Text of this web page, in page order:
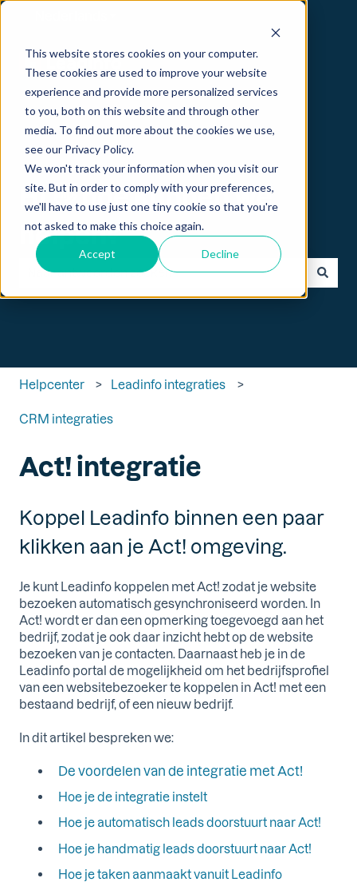
This website stores cookies on your computer.
These cookies are used to improve your website
experience and provide more personalized services
to you, both on this website and through other
media. To find out more about the cookies we use,
see our Privacy Policy.
We won't track your information when you visit our
site. But in order to comply with your preferences,
we'll have to use just one tiny cookie so that you're
not asked to make this choice again.
Accept Decline
Hi 👋 hoe kunnen we
helpen?
Er zijn geen suggesties want het zoekveld is leeg.
Helpcenter Leadinfo integraties
CRM integraties
Act! integratie
Koppel Leadinfo binnen een paar
klikken aan je Act! omgeving.
Je kunt Leadinfo koppelen met Act! zodat je website
bezoeken automatisch gesynchroniseerd worden. In
Act! wordt er dan een opmerking toegevoegd aan het
bedrijf, zodat je ook daar inzicht hebt op de website
bezoeken van je contacten. Daarnaast heb je in de
Leadinfo portal de mogelijkheid om het bedrijfsprofiel
van een websitebezoeker te koppelen in Act! met een
bestaand bedrijf, of een nieuw bedrijf.
In dit artikel bespreken we:
De voordelen van de integratie met Act!
Hoe je de integratie instelt
Hoe je automatisch leads doorstuurt naar Act!
Hoe je handmatig leads doorstuurt naar Act!
Hoe je taken aanmaakt vanuit Leadinfo